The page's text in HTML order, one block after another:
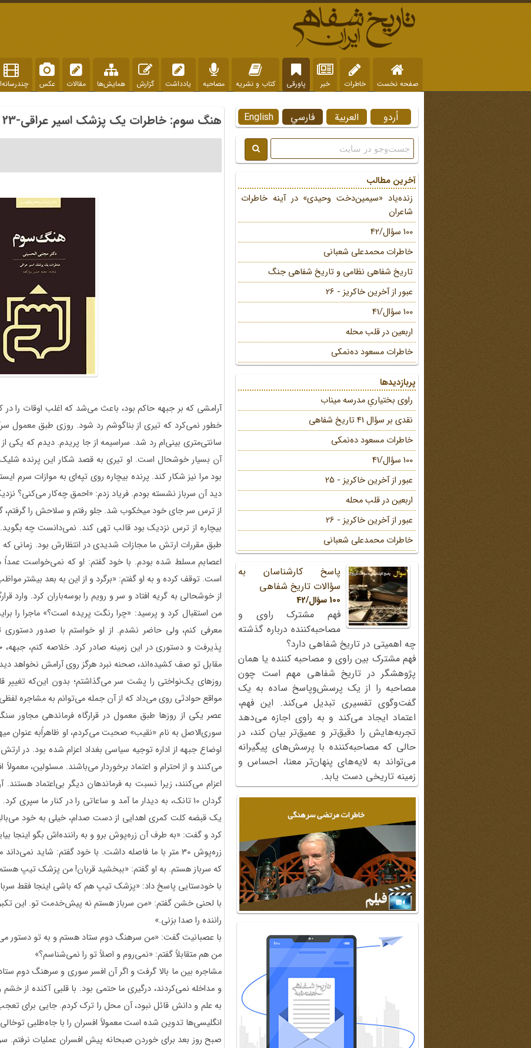
صفحه نخست خاطرات خبر پاورقی کتاب و نشریه مصاحبه یادداشت گزارش همایش‌ها مقالات عکس
هنگ سوم: خاطرات یک پزشک اسیر عراقی-23
آرامشی که بر جبهه حاکم بود، باعث می‌شد که اغلب اوقات را در
خطور نمی‌کرد که تیری از بناگوشم رد شود. روزی طبق معمول
سانتی‌متری بینی‌ام رد شد. سراسیمه از جا پریدم. دیدم که یکی
آن بسیار خوشحال است. او تیری به قصد شکار این پرنده
بود مرا نیز شکار کند. پرنده بیچاره روی تپه‌ای به موازات سرم
دید آن سرباز نشسته بودم. فریاد زدم: «احمق چه‌کار می‌کنی؟
از ترس سر جای خود میخکوب شد. جلو رفتم و سلاحش را گرفتم،
بیچاره از ترس نزدیک بود قالب تهی کند. نمی‌دانست چه
طبق مقررات ارتش ما مجازات شدیدی در انتظارش بود. زمانی که
اعصابم مسلط شده بودم. با خود گفتم: او که نمی‌خواست
است. توقف کرده و به او گفتم: «برگرد و از این به بعد بیشتر
از خوشحالی به گریه افتاد و سر و رویم را بوسه‌باران کرد. وارد
من استقبال کرد و پرسید: «چرا رنگت پریده است؟» ماجرا را
معرفی کنم، ولی حاضر نشدم. از او خواستم با صدور دستوری
پذیرفت و دستوری در این زمینه صادر کرد. خلاصه کنم،
مقابل تو صف کشیده‌اند، صحنه نبرد هرگز روی آرامش نخواهد
روزهای یک‌نواختی را پشت سر می‌گذاشتم؛ بدون این‌که تغییر
مواقع حوادثی روی می‌داد که از آن جمله می‌توانم به مشاجره
عصر یکی از روزها طبق معمول در قرارگاه فرماندهی مجاور
سوری‌الاصل به نام «نقیب» صحبت می‌کردم، او ظاهراًبه عنوان
اوضاع جبهه از اداره توجیه سیاسی بغداد اعزام شده بود. در
می‌کنند و از احترام و اعتماد برخوردار می‌باشند. مسئولین،
اعزام می‌کنند، زیرا نسبت به فرماندهان دیگر بی‌اعتماد
گردان 10 تانک، به دیدار ما آمد و ساعاتی را در کنار ما
یک قبضه کلت کمری اهدایی از دست صدام، خیلی به خود
کرد و گفت: «به طرف آن زره‌پوش برو و به راننده‌اش بگو اینجا
زره‌پوش 30 متر با ما فاصله داشت. با خود گفتم: شاید
که سرباز هستم. به او گفتم: «ببخشید قربان! من پزشک تیپ
با خودستایی پاسخ داد: «پزشک تیپ هم که باشی اینجا فقط
با لحنی خشن گفتم: «من سرباز هستم نه پیش‌خدمت تو. این
راننده را صدا بزنی.»
با عصبانیت گفت: «من سرهنگ دوم ستاد هستم و به تو دستور
من هم متقابلاً گفتم: «نمی‌روم و اصلاً تو را نمی‌شناسم؟»
مشاجره بین ما بالا گرفت و اگر آن افسر سوری و سرهنگ دوم
و مداخله نمی‌کردند، درگیری ما حتمی بود. با قلبی آکنده از
به علم و دانش قائل نبود، آن محل را ترک کردم. جایی برای
انگلیسی‌ها تدوین شده است معمولاً افسران را با جاه‌طلبی
صبح روز بعد برای خوردن صبحانه پیش افسران عملیات نرفتم.
English فارسي العربية اُردو
آخرین مطالب
زنده‌یاد «سیمین‌دخت وحیدی» در آینه خاطرات
شاعران
100 سؤال/42
خاطرات محمد‌علی شعبانی
تاریخ شفاهی نظامی و تاریخ شفاهی جنگ
عبور از آخرین خاکریز - 26
100 سؤال/41
اربعین در قلب محله
خاطرات مسعود ده‌نمکی
پربازدیدها
راوی بختیاریِ مدرسه میناب
نقدی بر سؤال 41 تاریخ شفاهی
خاطرات مسعود ده‌نمکی
100 سؤال/41
عبور از آخرین خاکریز - 25
اربعین در قلب محله
عبور از آخرین خاکریز - 26
خاطرات محمد‌علی شعبانی
پاسخ کارشناسان به
سؤالات تاریخ شفاهی
100 سؤال/42
فهم مشترک راوی و
مصاحبه‌کننده درباره گذشته
چه اهمیتی در تاریخ شفاهی دارد؟
فهم مشترک بین راوی و مصاحبه کننده یا همان
پژوهشگر در تاریخ شفاهی مهم است چون
مصاحبه را از یک پرسش‌وپاسخ ساده به یک
گفت‌وگوی تفسیری تبدیل می‌کند. این فهم،
اعتماد ایجاد می‌کند و به راوی اجازه می‌دهد
تجربه‌هایش را دقیق‌تر و عمیق‌تر بیان کند، در
حالی که مصاحبه‌کننده با پرسش‌های پیگیرانه
می‌تواند به لایه‌های پنهان‌تر معنا، احساس و
زمینه تاریخی دست یابد.